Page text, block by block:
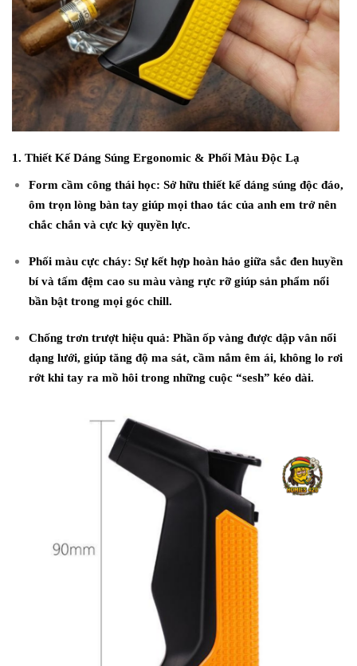
1. Thiết Kế Dáng Súng Ergonomic & Phối Màu Độc Lạ
Form cầm công thái học: Sở hữu thiết kế dáng súng độc đáo,
ôm trọn lòng bàn tay giúp mọi thao tác của anh em trở nên
chắc chắn và cực kỳ quyền lực.
Phối màu cực cháy: Sự kết hợp hoàn hảo giữa sắc đen huyền
bí và tấm đệm cao su màu vàng rực rỡ giúp sản phẩm nổi
bần bật trong mọi góc chill.
Chống trơn trượt hiệu quả: Phần ốp vàng được dập vân nổi
dạng lưới, giúp tăng độ ma sát, cầm nắm êm ái, không lo rơi
rớt khi tay ra mồ hôi trong những cuộc “sesh” kéo dài.